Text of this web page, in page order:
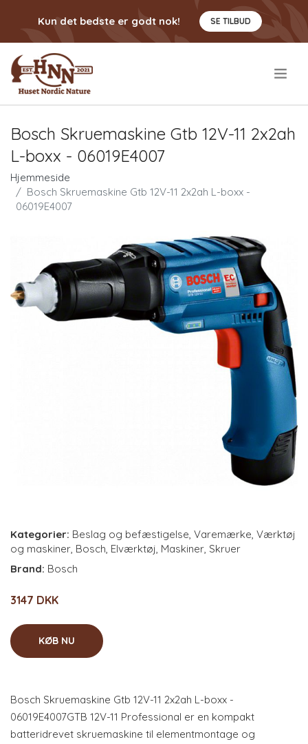
Kun det bedste er godt nok! SE TILBUD
Bosch Skruemaskine Gtb 12V-11 2x2ah
L-boxx - 06019E4007
Hjemmeside
Bosch Skruemaskine Gtb 12V-11 2x2ah L-boxx -
06019E4007
Kategorier: Beslag og befæstigelse, Varemærke, Værktøj
og maskiner, Bosch, Elværktøj, Maskiner, Skruer
Brand: Bosch
3147 DKK
KØB NU
Bosch Skruemaskine Gtb 12V-11 2x2ah L-boxx -
06019E4007GTB 12V-11 Professional er en kompakt
batteridrevet skruemaskine til elementmontage og